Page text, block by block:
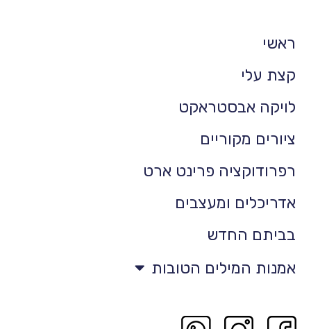
ראשי
קצת עלי
לויקה אבסטראקט
ציורים מקוריים
רפרודוקציה פרינט ארט
אדריכלים ומעצבים
בביתם החדש
אמנות המילים הטובות